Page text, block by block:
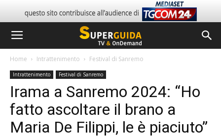
Home Intrattenimento Festival di Sanremo
Intrattenimento Festival di Sanremo
Irama a Sanremo 2024: “Ho
fatto ascoltare il brano a
Maria De Filippi, le è piaciuto”